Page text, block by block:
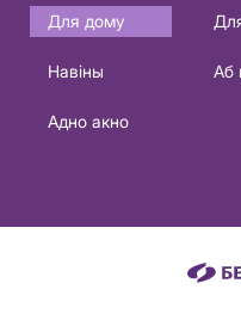
Основная
навигация
Для дому
Навіны
Аб
Адно акно